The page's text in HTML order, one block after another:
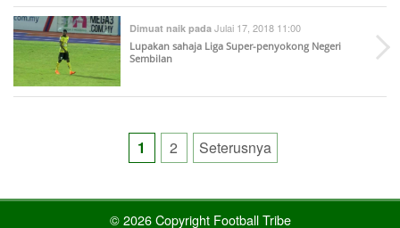
Dimuat naik pada Julai 17, 2018 11:00
Lupakan sahaja Liga Super-penyokong Negeri
Sembilan
Posts
pagination
1 2 Seterusnya
© 2026 Copyright Football Tribe